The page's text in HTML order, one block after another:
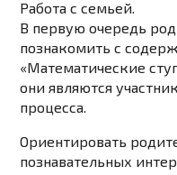
Работа с семьей.
В первую очередь
познакомить с
«Математические
они являются
процесса.
Ориентировать
познавательных